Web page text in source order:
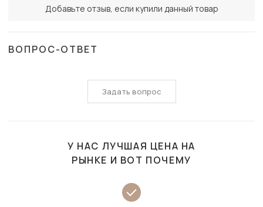
Добавьте отзыв, если купили данный товар
ВОПРОС-ОТВЕТ
Задать вопрос
У НАС ЛУЧШАЯ ЦЕНА НА
РЫНКЕ И ВОТ ПОЧЕМУ